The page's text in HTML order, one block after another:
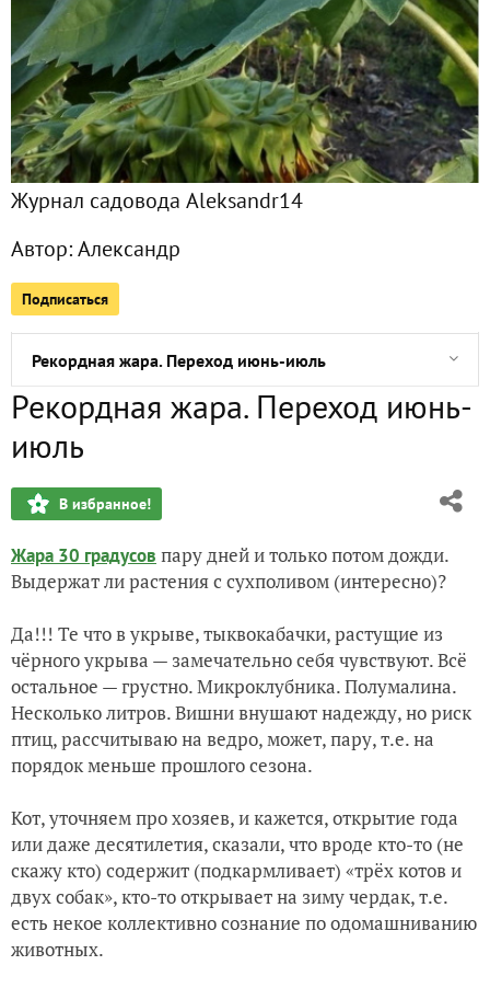
Журнал садовода Aleksandr14
Автор:Александр
Подписаться
Первая декада июля. Завершение ягодного лета
Форс-мажор. Упал с вишни. Хожу на костылях
Дачный летний день
Открытие: тень
По записи Рудольфовны
Рекордная жара. Переход июнь-июль
Ровно полугодие
С середины июня до 20 июля, 20 сентября. Засуха
Прополка цветов. Кот
Летнее солнцестояние
Рекордная жара. Переход июнь-
июль
В избранное!
Жара 30 градусов пару дней и только потом дожди.
Выдержат ли растения с сухполивом (интересно)?
Да!!! Те что в укрыве, тыквокабачки, растущие из
чёрного укрыва — замечательно себя чувствуют. Всё
остальное — грустно. Микроклубника. Полумалина.
Несколько литров. Вишни внушают надежду, но риск
птиц, рассчитываю на ведро, может, пару, т.е. на
порядок меньше прошлого сезона.
Кот, уточняем про хозяев, и кажется, открытие года
или даже десятилетия, сказали, что вроде кто-то (не
скажу кто) содержит (подкармливает) «трёх котов и
двух собак», кто-то открывает на зиму чердак, т.е.
есть некое коллективно сознание по одомашниванию
животных.